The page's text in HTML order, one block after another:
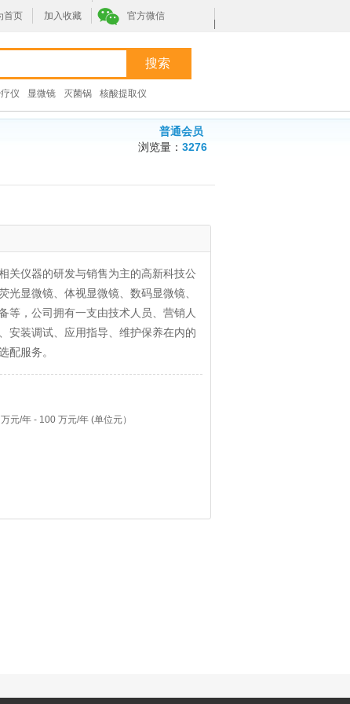
首页 加入收藏 官方微信
仪 显微镜 灭菌锅 核酸提取仪
普通会员
浏览量： 3276
关仪器的研发与销售为主的高新科技公
显微镜、体视显微镜、数码显微镜、
等，公司拥有一支由技术人员、营销人
安装调试、应用指导、维护保养在内的
配服务。
元/年 - 100 万元/年 (单位元）